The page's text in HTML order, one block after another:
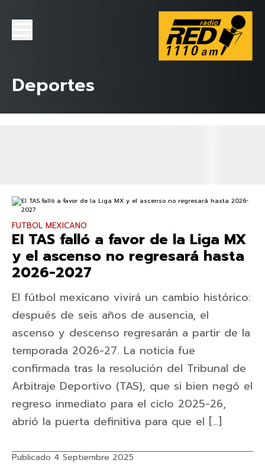
Deportes
FUTBOL MEXICANO
EI TAS falló a favor de la Liga MX
y el ascenso no regresará hasta
2026-2027
El fútbol mexicano vivirá un cambio histórico:
después de seis años de ausencia, el
ascenso y descenso regresarán a partir de la
temporada 2026-27. La noticia fue
confirmada tras la resolución del Tribunal de
Arbitraje Deportivo (TAS), que si bien negó el
regreso inmediato para el ciclo 2025-26,
abrió la puerta definitiva para que el […]
Publicado 4 Septiembre 2025